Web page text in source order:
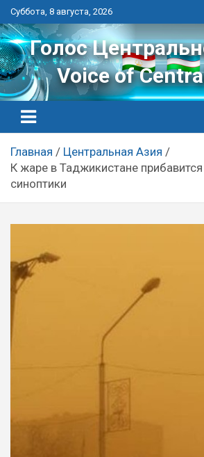
Перейти
к
контенту
Суббота, 8 августа, 2026
Голос
Voice of
Главная
Центральная Азия
К жаре в Таджикистане
синоптики